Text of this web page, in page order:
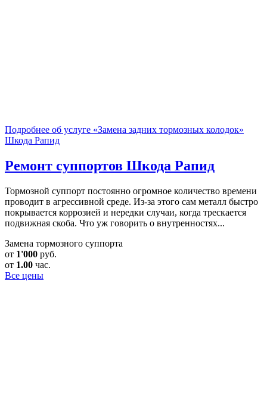
Подробнее об услуге «Замена задних тормозных колодок»
Шкода Рапид
Ремонт суппортов Шкода Рапид
Тормозной суппорт постоянно огромное количество времени
проводит в агрессивной среде. Из-за этого сам металл быстро
покрывается коррозией и нередки случаи, когда трескается
подвижная скоба. Что уж говорить о внутренностях...
Замена тормозного суппорта
от 1'000 руб.
от 1.00 час.
Все цены